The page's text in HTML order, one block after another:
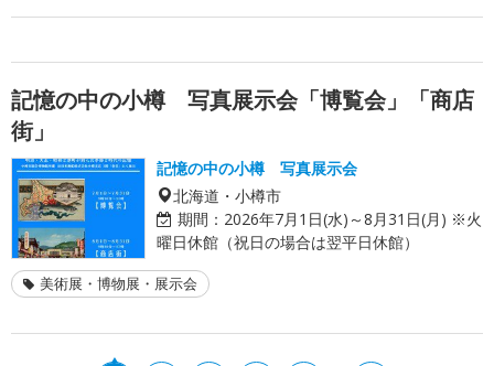
記憶の中の小樽 写真展示会「博覧会」「商店
街」
記憶の中の小樽 写真展示会
北海道・小樽市
期間： 2026年7月1日(水)～8月31日(月) ※火
曜日休館（祝日の場合は翌平日休館）
美術展・博物展・展示会